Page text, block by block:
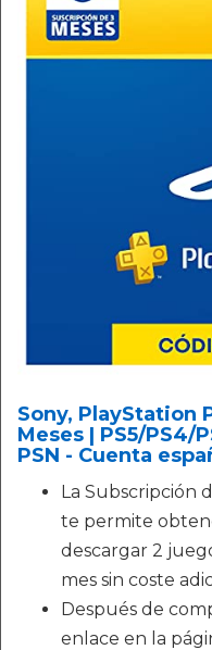
Sony, PlayStation
Meses | PS5/PS4/
PSN - Cuenta
La Subscripción
te permite
descargar 2
mes sin coste
Después de
enlace en la